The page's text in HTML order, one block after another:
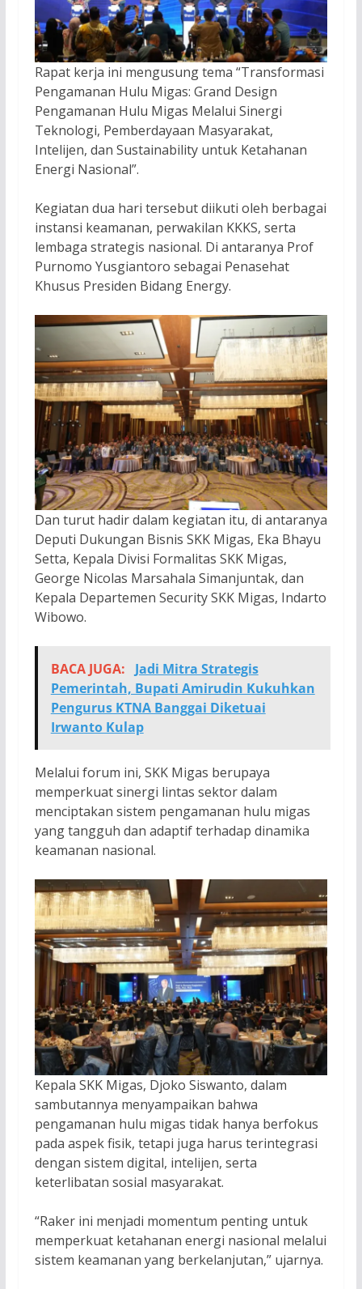
Rapat kerja ini mengusung tema “Transformasi
Pengamanan Hulu Migas: Grand Design
Pengamanan Hulu Migas Melalui Sinergi
Teknologi, Pemberdayaan Masyarakat,
Intelijen, dan Sustainability untuk Ketahanan
Energi Nasional”.
Kegiatan dua hari tersebut diikuti oleh berbagai
instansi keamanan, perwakilan KKKS, serta
lembaga strategis nasional. Di antaranya Prof
Purnomo Yusgiantoro sebagai Penasehat
Khusus Presiden Bidang Energy.
Dan turut hadir dalam kegiatan itu, di antaranya
Deputi Dukungan Bisnis SKK Migas, Eka Bhayu
Setta, Kepala Divisi Formalitas SKK Migas,
George Nicolas Marsahala Simanjuntak, dan
Kepala Departemen Security SKK Migas, Indarto
Wibowo.
BACA JUGA: Jadi Mitra Strategis
Pemerintah, Bupati Amirudin Kukuhkan
Pengurus KTNA Banggai Diketuai
Irwanto Kulap
Melalui forum ini, SKK Migas berupaya
memperkuat sinergi lintas sektor dalam
menciptakan sistem pengamanan hulu migas
yang tangguh dan adaptif terhadap dinamika
keamanan nasional.
Kepala SKK Migas, Djoko Siswanto, dalam
sambutannya menyampaikan bahwa
pengamanan hulu migas tidak hanya berfokus
pada aspek fisik, tetapi juga harus terintegrasi
dengan sistem digital, intelijen, serta
keterlibatan sosial masyarakat.
“Raker ini menjadi momentum penting untuk
memperkuat ketahanan energi nasional melalui
sistem keamanan yang berkelanjutan,” ujarnya.